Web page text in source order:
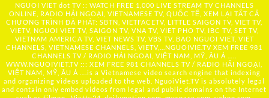
NGUOI VIET dot TV :: WATCH FREE 1,000 LIVE STREAM TV CHANNELS
ONLINE, RADIO HẢI NGOẠI, VIETNAMESE TV, QUỐC TẾ, XEM LẠI TẤT CẢ
CHƯƠNG TRÌNH ĐÃ PHÁT: SBTN, VIETFACETV, LITTLE SAIGON TV, VIET TV,
VIETV, NGUOI VIET TV, SAIGON TV, VNA TV, VIET PHO TV, IBC TV, SET TV,
VIETNAM AMERICA TV, VIET NEWS TV, VBS TV, BAO NGUOI VIET, VIET
CHANNELS, VIETNAMESE CHANNELS, VIETV,... NGUOIVIE.TV XEM FREE 981
CHANNELS TV / RADIO HẢI NGOẠI, VIỆT NAM, MỸ, ÂU Á …..
WWW.NGUOIVIET.TV ::: XEM FREE 981 CHANNELS TV / RADIO HẢI NGOẠI,
VIỆT NAM, MỸ, ÂU Á ….is a Vietnamese video search engine that indexing
and organizing videos uploaded to the web. NguoiViet.TV is absolutely legal
and contain only embed videos from legal and public domains on the Internet